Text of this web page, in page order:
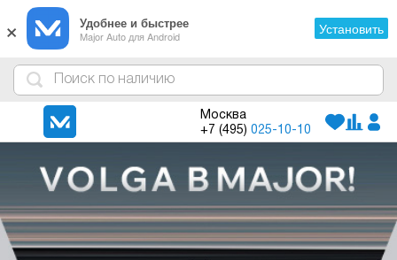
4
1
3
2
Москва
+7 (495) 025-10-10
× Удобнее и быстрее
Major Auto для Android Установить